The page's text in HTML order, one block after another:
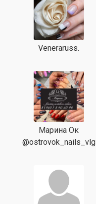
Veneraruss.
Марина Ок
@ostrovok_nails_vlg